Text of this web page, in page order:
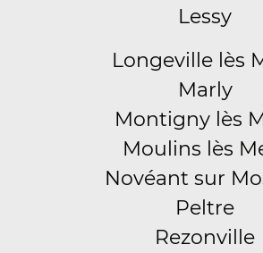
Lessy
Longeville lès
Marly
Montigny lès
Moulins lès
Novéant sur
Peltre
Rezonville